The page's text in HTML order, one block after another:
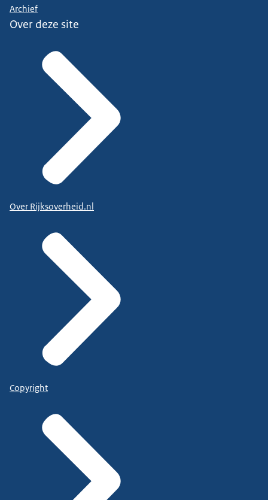
Archief
Over deze site
Over Rijksoverheid.nl
Copyright